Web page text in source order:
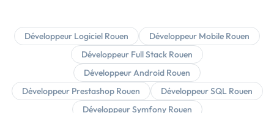
Développeur Logiciel Rouen
Développeur Mobile Rouen
Développeur Full Stack Rouen
Développeur Android Rouen
Développeur Prestashop Rouen
Développeur SQL Rouen
Développeur Symfony Rouen